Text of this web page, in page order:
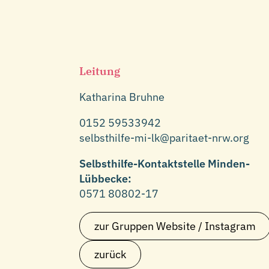
Leitung
Katharina Bruhne
0152 59533942
selbsthilfe-mi-lk@paritaet-nrw.org
Selbsthilfe-Kontaktstelle Minden-
Lübbecke:
0571 80802-17
zur Gruppen Website / Instagram
zurück